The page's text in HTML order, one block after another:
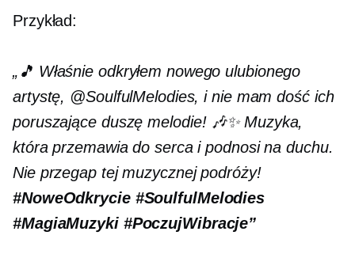
Przykład:
„🎵 Właśnie odkryłem nowego ulubionego
artystę, @SoulfulMelodies, i nie mam dość ich
poruszające duszę melodie! 🎶✨ Muzyka,
która przemawia do serca i podnosi na duchu.
Nie przegap tej muzycznej podróży!
#NoweOdkrycie #SoulfulMelodies
#MagiaMuzyki #PoczujWibracje”